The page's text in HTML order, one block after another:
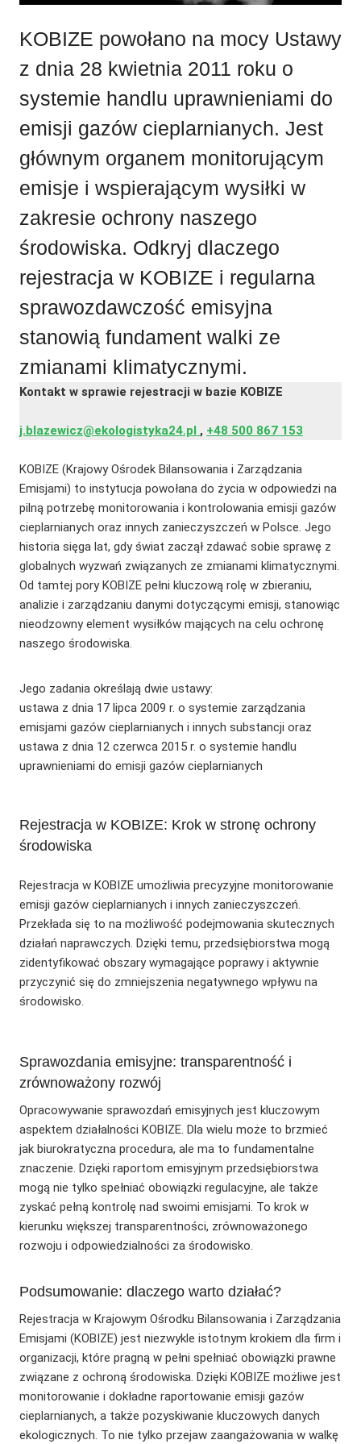
KOBIZE powołano na mocy Ustawy
z dnia 28 kwietnia 2011 roku o
systemie handlu uprawnieniami do
emisji gazów cieplarnianych. Jest
głównym organem monitorującym
emisje i wspierającym wysiłki w
zakresie ochrony naszego
środowiska. Odkryj dlaczego
rejestracja w KOBIZE i regularna
sprawozdawczość emisyjna
stanowią fundament walki ze
zmianami klimatycznymi.
Kontakt w sprawie rejestracji w bazie KOBIZE
j.blazewicz@ekologistyka24.pl , +48 500 867 153
KOBIZE (Krajowy Ośrodek Bilansowania i Zarządzania
Emisjami) to instytucja powołana do życia w odpowiedzi na
pilną potrzebę monitorowania i kontrolowania emisji gazów
cieplarnianych oraz innych zanieczyszczeń w Polsce. Jego
historia sięga lat, gdy świat zaczął zdawać sobie sprawę z
globalnych wyzwań związanych ze zmianami klimatycznymi.
Od tamtej pory KOBIZE pełni kluczową rolę w zbieraniu,
analizie i zarządzaniu danymi dotyczącymi emisji, stanowiąc
nieodzowny element wysiłków mających na celu ochronę
naszego środowiska.
Jego zadania określają dwie ustawy:
ustawa z dnia 17 lipca 2009 r. o systemie zarządzania
emisjami gazów cieplarnianych i innych substancji oraz
ustawa z dnia 12 czerwca 2015 r. o systemie handlu
uprawnieniami do emisji gazów cieplarnianych
Rejestracja w KOBIZE: Krok w stronę ochrony
środowiska
Rejestracja w KOBIZE umożliwia precyzyjne monitorowanie
emisji gazów cieplarnianych i innych zanieczyszczeń.
Przekłada się to na możliwość podejmowania skutecznych
działań naprawczych. Dzięki temu, przedsiębiorstwa mogą
zidentyfikować obszary wymagające poprawy i aktywnie
przyczynić się do zmniejszenia negatywnego wpływu na
środowisko.
Sprawozdania emisyjne: transparentność i
zrównoważony rozwój
Opracowywanie sprawozdań emisyjnych jest kluczowym
aspektem działalności KOBIZE. Dla wielu może to brzmieć
jak biurokratyczna procedura, ale ma to fundamentalne
znaczenie. Dzięki raportom emisyjnym przedsiębiorstwa
mogą nie tylko spełniać obowiązki regulacyjne, ale także
zyskać pełną kontrolę nad swoimi emisjami. To krok w
kierunku większej transparentności, zrównoważonego
rozwoju i odpowiedzialności za środowisko.
Podsumowanie: dlaczego warto działać?
Rejestracja w Krajowym Ośrodku Bilansowania i Zarządzania
Emisjami (KOBIZE) jest niezwykle istotnym krokiem dla firm i
organizacji, które pragną w pełni spełniać obowiązki prawne
związane z ochroną środowiska. Dzięki KOBIZE możliwe jest
monitorowanie i dokładne raportowanie emisji gazów
cieplarnianych, a także pozyskiwanie kluczowych danych
ekologicznych. To nie tylko przejaw zaangażowania w walkę